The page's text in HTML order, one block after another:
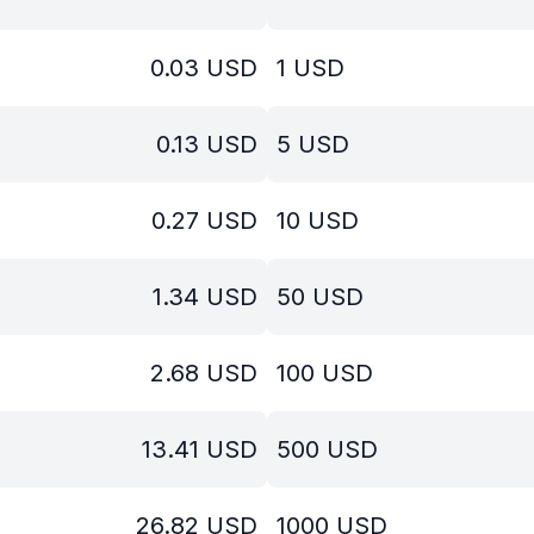
0.03 USD
0.13 USD
0.27 USD
1.34 USD
2.68 USD
13.41 USD
26.82 USD
1 USD
5 USD
10 USD
50 USD
100 USD
500 USD
1000 USD